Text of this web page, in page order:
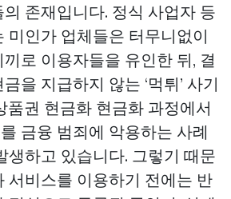
존재입니다. 정식 사업자 등
미인가 업체들은 터무니없이
로 이용자들을 유인한 뒤, 결
을 지급하지 않는 ‘먹튀’ 사기
품권 현금화 현금화 과정에서
금융 범죄에 악용하는 사례
생하고 있습니다. 그렇기 때문
서비스를 이용하기 전에는 반